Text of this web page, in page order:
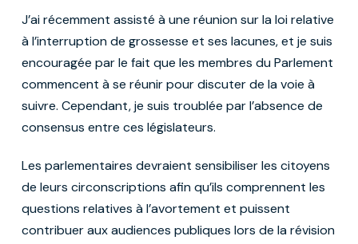
J’ai récemment assisté à une réunion sur la loi relative
à l’interruption de grossesse et ses lacunes, et je suis
encouragée par le fait que les membres du Parlement
commencent à se réunir pour discuter de la voie à
suivre. Cependant, je suis troublée par l’absence de
consensus entre ces législateurs.
Les parlementaires devraient sensibiliser les citoyens
de leurs circonscriptions afin qu’ils comprennent les
questions relatives à l’avortement et puissent
contribuer aux audiences publiques lors de la révision